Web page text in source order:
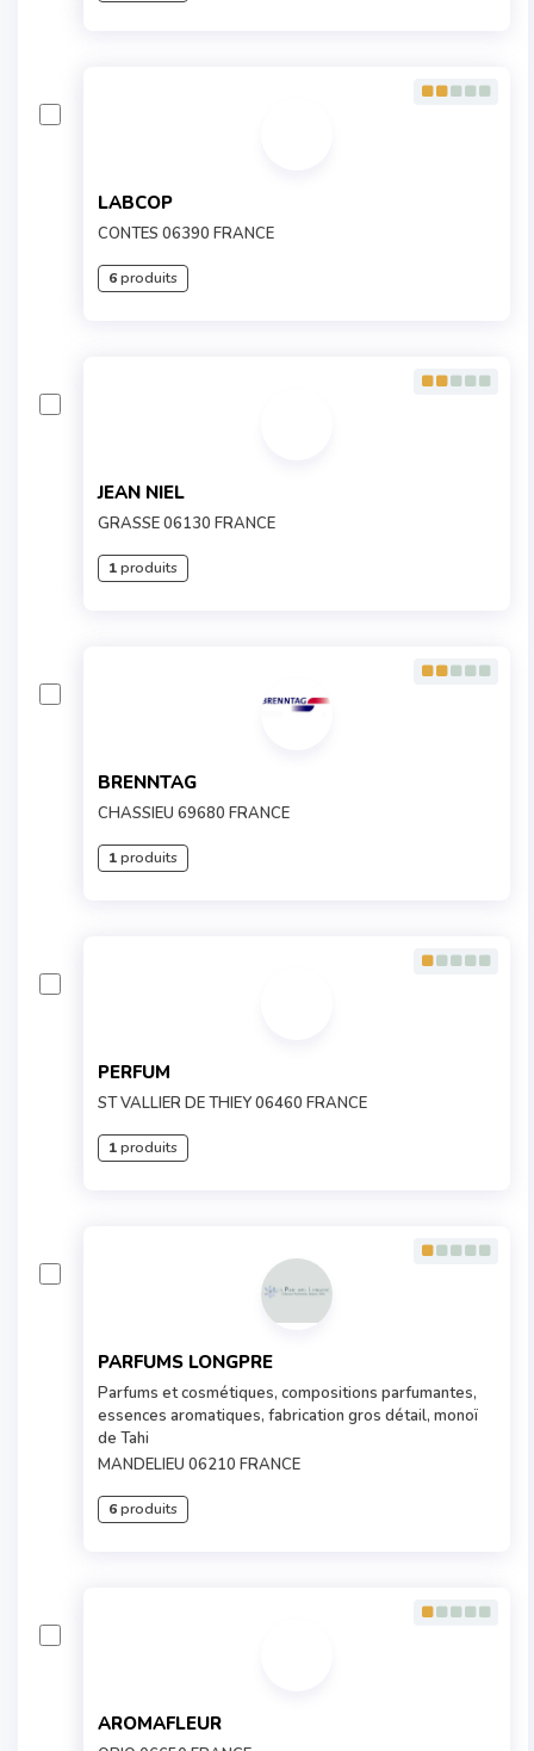
LABCOP
CONTES 06390 FRANCE
6produits
JEAN NIEL
GRASSE 06130 FRANCE
1produits
BRENNTAG
CHASSIEU 69680 FRANCE
1produits
PERFUM
ST VALLIER DE THIEY 06460 FRANCE
1produits
PARFUMS LONGPRE
Parfums et cosmétiques, compositions parfumantes,
essences aromatiques, fabrication gros détail, monoï
de Tahi
MANDELIEU 06210 FRANCE
6produits
AROMAFLEUR